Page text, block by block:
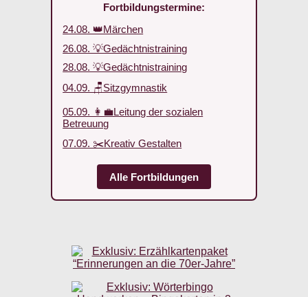
Fortbildungstermine:
24.08. 👑Märchen
26.08. 💡Gedächtnistraining
28.08. 💡Gedächtnistraining
04.09. 🪑Sitzgymnastik
05.09. 👩‍💼Leitung der sozialen
Betreuung
07.09. ✂️Kreativ Gestalten
Alle Fortbildungen